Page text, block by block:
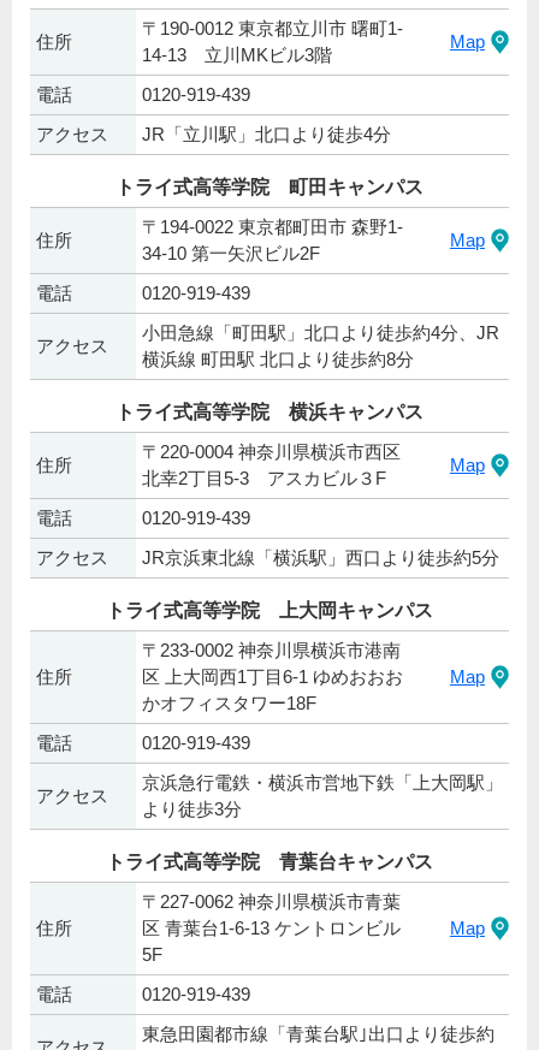
住所
〒190-0012 東京都立川市 曙町1-
14-13 立川MKビル3階
Map
電話
0120-919-439
アクセス
JR「立川駅」北口より徒歩4分
トライ式高等学院 町田キャンパス
住所
〒194-0022 東京都町田市 森野1-
34-10 第一矢沢ビル2F
Map
電話 0120-919-439
アクセス
小田急線「町田駅」北口より徒歩約4分、JR
横浜線 町田駅 北口より徒歩約8分
トライ式高等学院 横浜キャンパス
住所
〒220-0004 神奈川県横浜市西区
北幸2丁目5-3 アスカビル３F
Map
電話
0120-919-439
アクセス
JR京浜東北線「横浜駅」西口より徒歩約5分
トライ式高等学院 上大岡キャンパス
住所
〒233-0002 神奈川県横浜市港南
区 上大岡西1丁目6-1 ゆめおおお
かオフィスタワー18F
Map
電話 0120-919-439
アクセス
京浜急行電鉄・横浜市営地下鉄「上大岡駅」
より徒歩3分
トライ式高等学院 青葉台キャンパス
住所
〒227-0062 神奈川県横浜市青葉
区 青葉台1-6-13 ケントロンビル
5F
Map
電話 0120-919-439
東急田園都市線「青葉台駅｣出口より徒歩約